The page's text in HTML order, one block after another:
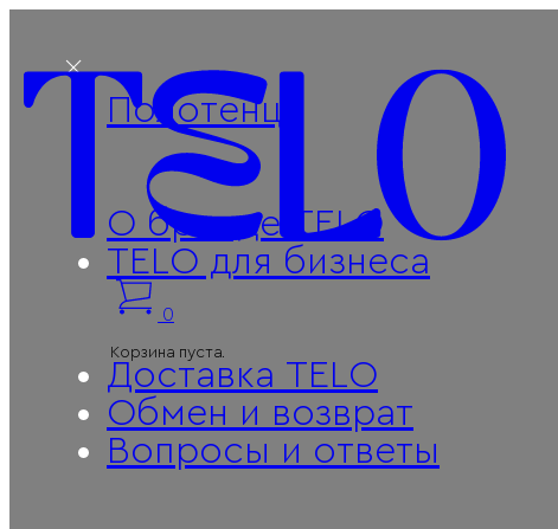
0
Корзина пуста.
Полотенца
О бренде TELO
TELO для бизнеса
Доставка TELO
Обмен и возврат
Вопросы и ответы